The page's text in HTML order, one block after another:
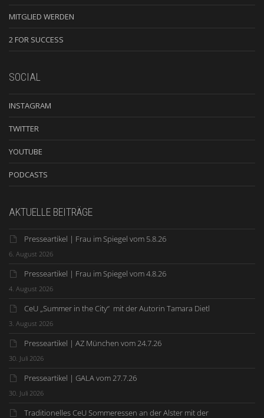
MITGLIED WERDEN
2 FOR SUCCESS
SOCIAL
INSTAGRAM
TWITTER
YOUTUBE
PODCASTS
AKTUELLE BEITRÄGE
Presseartikel | Frau im Spiegel vom 5.8.26
6. August 2026
Presseartikel | Frau im Spiegel vom 4.8.26
4. August 2026
CeU „Summer in the City“ mit der Autorin Tamara Dietl
3. August 2026
Presseartikel | AZ München vom 24.7.26
30. Juli 2026
Presseartikel | GALA vom 27.7.26
30. Juli 2026
Traditionelles CeU Sommeressen an der Alster mit der